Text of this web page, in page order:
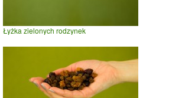
Łyżka zielonych rodzynek